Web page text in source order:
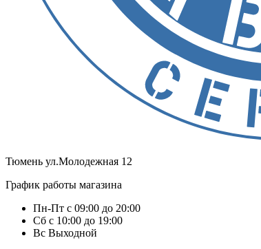
Тюмень ул.Молодежная 12
График работы магазина
Пн-Пт с 09:00 до 20:00
Сб с 10:00 до 19:00
Вс Выходной